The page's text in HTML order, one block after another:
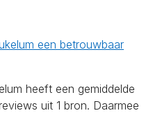
een betrouwbaar
heeft een gemiddelde
uit 1 bron. Daarmee